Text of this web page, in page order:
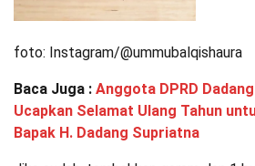
foto: Instagram/@ummubalqishaura
Baca Juga : Anggota DPRD
Ucapkan Selamat Ulang Tahun
Bapak H. Dadang Supriatna